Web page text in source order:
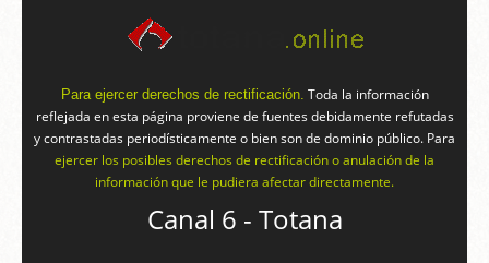
Para ejercer derechos de rectificación. Toda la información
reflejada en esta página proviene de fuentes debidamente refutadas
y contrastadas periodísticamente o bien son de dominio público. Para
ejercer los posibles derechos de rectificación o anulación de la
información que le pudiera afectar directamente.
Canal 6 - Totana